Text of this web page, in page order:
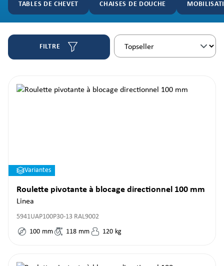
TABLES DE CHEVET CHAISES DE DOUCHE
FILTRE
Variantes
Roulette pivotante à blocage directionnel 100 mm
Linea
5941UAP100P30-13 RAL9002
100 mm 118 mm 120 kg